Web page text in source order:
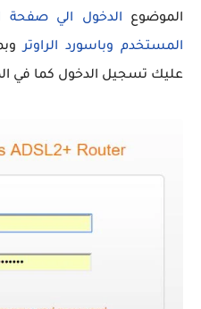
الموضوع الدخول الي صفحة
المستخدم وباسورد الراوتر
عليك تسجيل الدخول كما في